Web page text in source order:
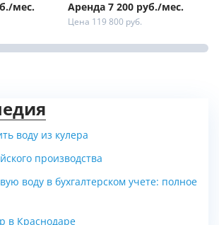
мес.
Аренда 7 200 руб./мес.
Цена 119 800 руб.
воду из кулера
производства
воду в бухгалтерском учете: полное
в Краснодаре